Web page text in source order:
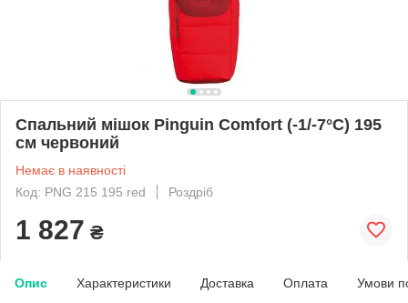
Спальний мішок Pinguin Comfort (-1/-7°C) 195
см червоний
Немає в наявності
Код: PNG 215 195 red
Роздріб
1 827 ₴
Опис Характеристики Доставка Оплата Умови